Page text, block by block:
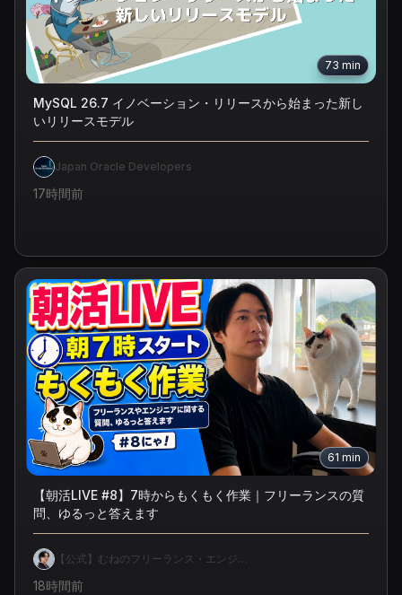
73 min
MySQL 26.7 イノベーション・リリースから始まった新し
いリリースモデル
Japan Oracle Developers
17時間前
61 min
【朝活LIVE #8】7時からもくもく作業｜フリーランスの質
問、ゆるっと答えます
【公式】むねのフリーランス・エンジ
18時間前